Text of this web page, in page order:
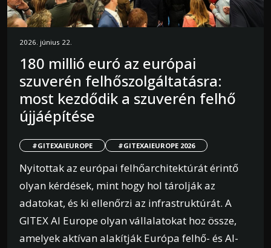
2026. június 22.
180 millió euró az európai
szuverén felhőszolgáltatásra:
most kezdődik a szuverén felhő
újjáépítése
#GITEXAIEUROPE #GITEXAIEUROPE 2026
Nyitottak az európai felhőarchitektúrát érintő
olyan kérdések, mint hogy hol tárolják az
adatokat, és ki ellenőrzi az infrastruktúrát. A
GITEX AI Europe olyan vállalatokat hoz össze,
amelyek aktívan alakítják Európa felhő- és AI-